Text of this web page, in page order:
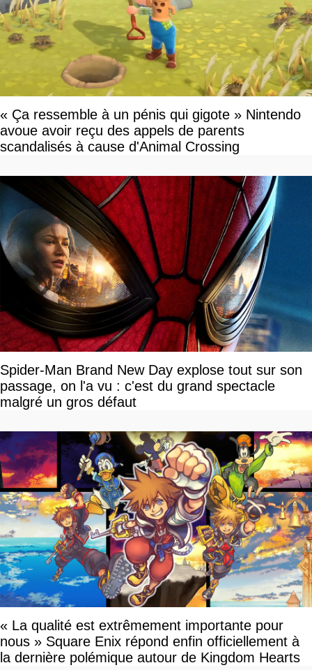
« Ça ressemble à un pénis qui gigote » Nintendo
avoue avoir reçu des appels de parents
scandalisés à cause d'Animal Crossing
Spider-Man Brand New Day explose tout sur son
passage, on l'a vu : c'est du grand spectacle
malgré un gros défaut
« La qualité est extrêmement importante pour
nous » Square Enix répond enfin officiellement à
la dernière polémique autour de Kingdom Hearts